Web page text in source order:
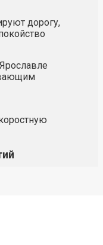
дорогу,